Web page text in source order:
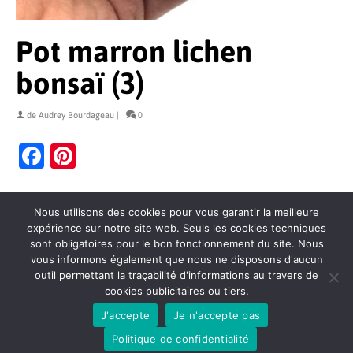
Pot marron lichen
bonsaï (3)
de Audrey Bourdageau | 0
Facebook
Politique de confidentialité Mentions légales
Conditions générales de vente Plan du site
Nous utilisons des cookies pour vous garantir la meilleure
expérience sur notre site web. Seuls les cookies techniques
sont obligatoires pour le bon fonctionnement du site. Nous
vous informons également que nous ne disposons d'aucun
outil permettant la traçabilité d'informations au travers de
cookies publicitaires ou tiers.
J'accepte
Je n'accepte pas
Politique de confidentialité